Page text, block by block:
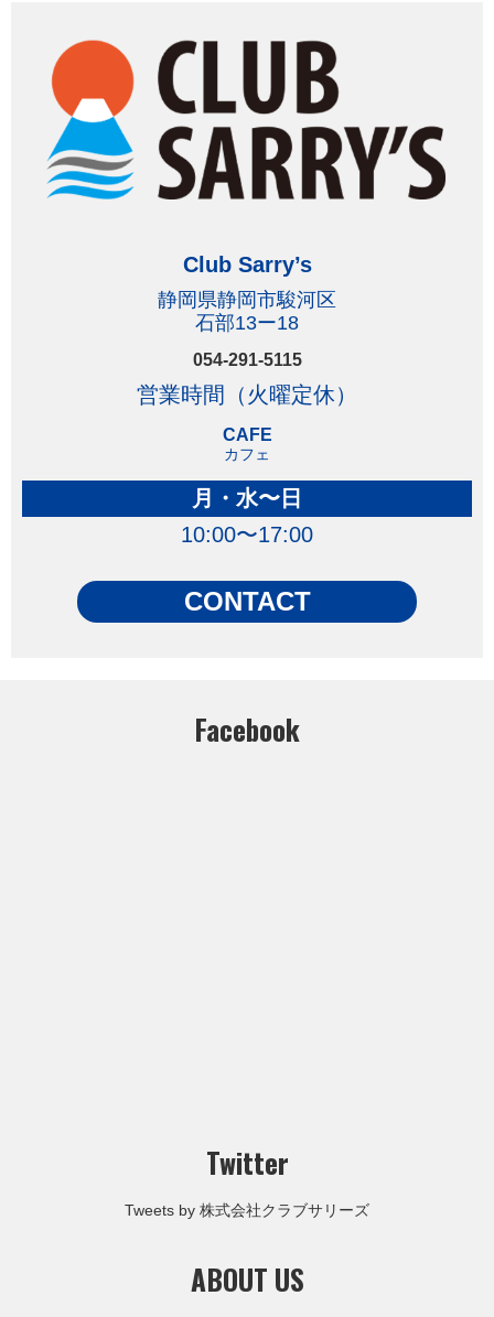
Club Sarry’s
静岡県静岡市駿河区
石部13ー18
054-291-5115
営業時間（火曜定休）
CAFE
カフェ
月・水〜日
10:00〜17:00
CONTACT
Facebook
Twitter
Tweets by 株式会社クラブサリーズ
ABOUT US